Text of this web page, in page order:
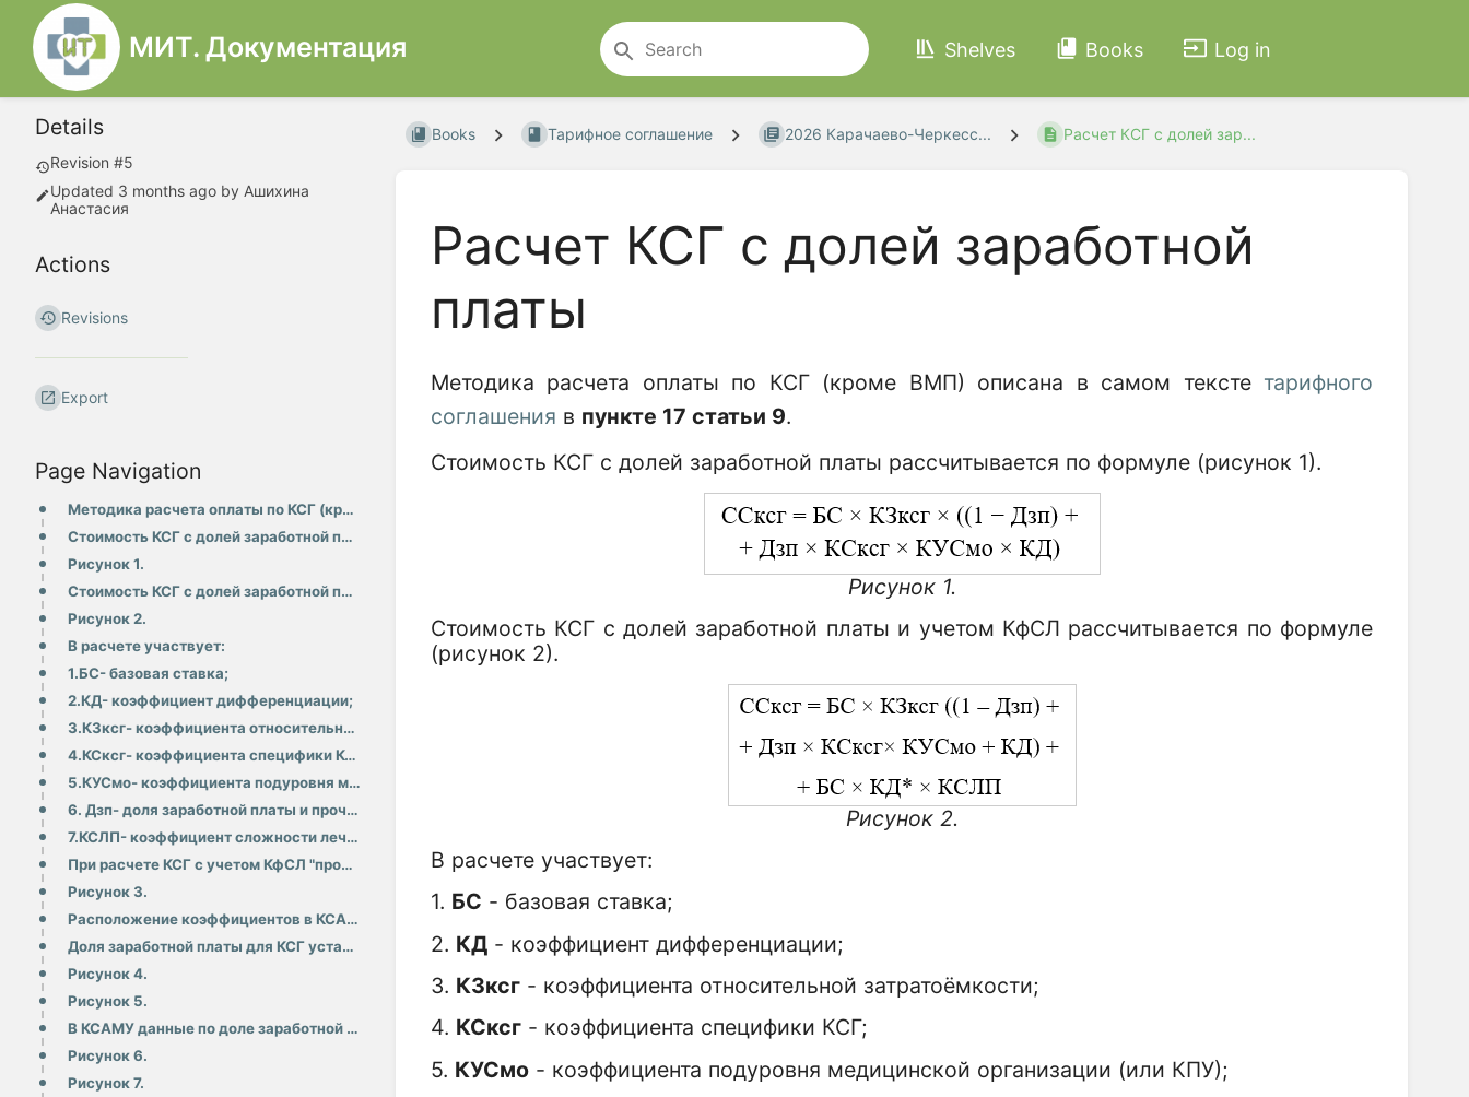
МИТ. Документация Shelves Books Log in
Details
Revision #5
Updated 3 months ago by Ашихина
Анастасия
Actions
Revisions
Export
Page Navigation
Методика расчета оплаты по КСГ (кроме ВМП) описана в самом текстетарифного соглашениявпункте 17стать
Стоимость КСГ с долей заработной платы рассчитывается по формуле (рисунок 1).
Рисунок 1.
Стоимость КСГ с долей заработной платы и учетом КфСЛ рассчитывается по формуле (рисунок 2).
Рисунок 2.
В расчете участвует:
1.БС- базовая ставка;
2.КД- коэффициент дифференциации;
3.КЗксг- коэффициента относительной затратоёмкости;
4.КСксг- коэффициента специфики КСГ;
5.КУСмо- коэффициента подуровня медицинской организации (или КПУ);
6. Дзп- доля заработной платы и прочих расходов в структуре стоимости КСГ;
7.КСЛП- коэффициент сложности лечения пациента (при необходимости сумма применяемых КфЛС).
При расчете КСГ с учетом КфСЛ "проведение сопроводительной лекарственной терапии при злокачественных
Рисунок 3.
Расположение коэффициентов в КСАМУ подробно описано в инструкции"Расчет КСГ". Подробная информация п
Доля заработной платы для КСГ установлена в приложениях 16 и 17 тарифного соглашения (рисунок 4, 5).
Рисунок 4.
Рисунок 5.
В КСАМУ данные по доле заработной платы расположены в меню "Справочники" - "Тарифы (КЧР)" - "Доля за
Рисунок 6.
Рисунок 7.
Books Тарифное соглашение 2026 Карачаево-Черкесс... Расчет КСГ с долей зар...
Расчет КСГ с долей заработной
платы
Методика расчета оплаты по КСГ (кроме ВМП) описана в самом тексте тарифного
соглашения в пункте 17 статьи 9.
Стоимость КСГ с долей заработной платы рассчитывается по формуле (рисунок 1).
Рисунок 1.
Стоимость КСГ с долей заработной платы и учетом КфСЛ рассчитывается по формуле
(рисунок 2).
Рисунок 2.
В расчете участвует:
1. БС - базовая ставка;
2. КД - коэффициент дифференциации;
3. КЗксг - коэффициента относительной затратоёмкости;
4. КСксг - коэффициента специфики КСГ;
5. КУСмо - коэффициента подуровня медицинской организации (или КПУ);